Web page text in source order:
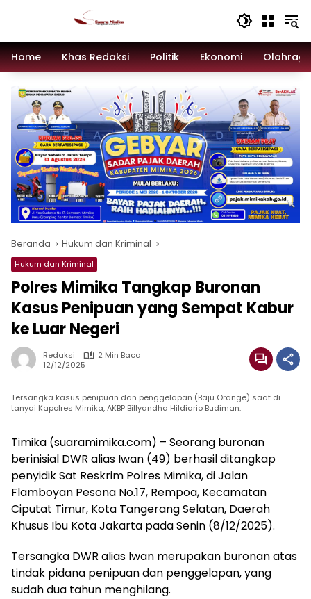
Home
Khas Redaksi Politik Ekonomi
Beranda Hukum dan Kriminal
Hukum dan Kriminal
Polres Mimika Tangkap Buronan
Kasus Penipuan yang Sempat Kabur
ke Luar Negeri
Redaksi
2 Min Baca
12/12/2025
Tersangka kasus penipuan dan penggelapan (Baju Orange) saat di
tanyai Kapolres Mimika, AKBP Billyandha Hildiario Budiman.
Timika (suaramimika.com) – Seorang buronan
berinisial DWR alias Iwan (49) berhasil ditangkap
penyidik Sat Reskrim Polres Mimika, di Jalan
Flamboyan Pesona No.17, Rempoa, Kecamatan
Ciputat Timur, Kota Tangerang Selatan, Daerah
Khusus Ibu Kota Jakarta pada Senin (8/12/2025).
Tersangka DWR alias Iwan merupakan buronan atas
tindak pidana penipuan dan penggelapan, yang
sudah dua tahun menghilang.